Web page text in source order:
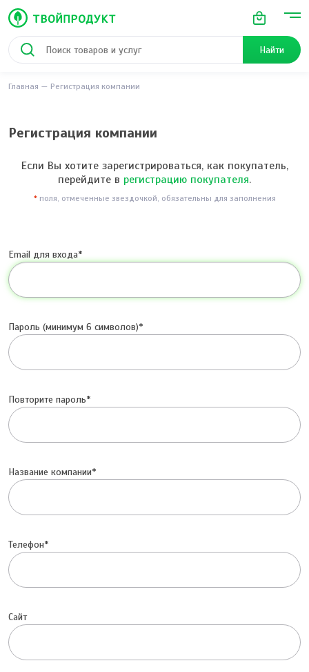
Найти
Главная Регистрация компании
Регистрация компании
Если Вы хотите зарегистрироваться, как покупатель,
перейдите в регистрацию покупателя.
*поля, отмеченные звездочкой, обязательны для заполнения
Email для входа
Пароль (минимум 6 символов)
Повторите пароль
Название компании
Телефон
Сайт